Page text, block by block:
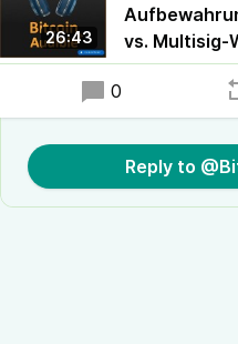
26:43
vs. Multisig-
0
Reply to